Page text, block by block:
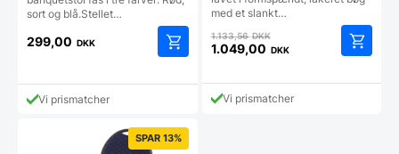
sort og blå.Stellet…
299,00 DKK
Vi prismatcher
med et slankt…
1.133,56DKKDen
oprindelige
var:
1.133,56 DKK.
1.049,00 DKK
aktuelle
prisVi prismatcher
SPAR 13%